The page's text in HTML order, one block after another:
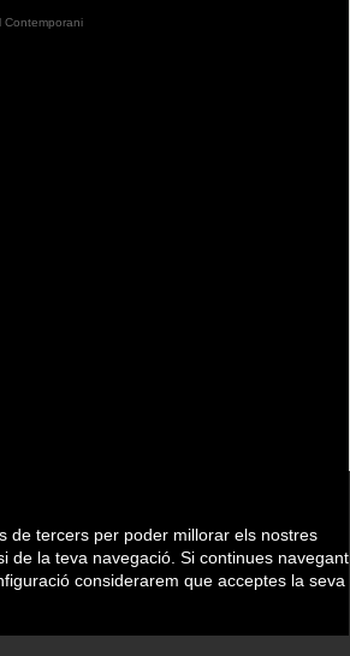
de tercers per poder millorar els nostres
de la teva navegació. Si continues navegant
considerarem que acceptes la seva
Contemporani